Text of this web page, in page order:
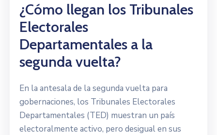
¿Cómo llegan los Tribunales
Electorales
Departamentales a la
segunda vuelta?
En la antesala de la segunda vuelta para
gobernaciones, los Tribunales Electorales
Departamentales (TED) muestran un país
electoralmente activo, pero desigual en sus